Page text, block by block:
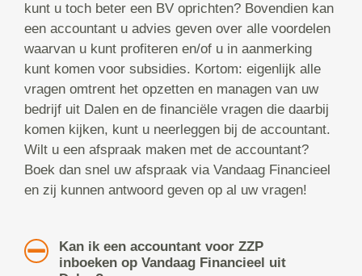
kunt u toch beter een BV oprichten? Bovendien kan
een accountant u advies geven over alle voordelen
waarvan u kunt profiteren en/of u in aanmerking
kunt komen voor subsidies. Kortom: eigenlijk alle
vragen omtrent het opzetten en managen van uw
bedrijf uit Dalen en de financiële vragen die daarbij
komen kijken, kunt u neerleggen bij de accountant.
Wilt u een afspraak maken met de accountant?
Boek dan snel uw afspraak via Vandaag Financieel
en zij kunnen antwoord geven op al uw vragen!
Kan ik een accountant voor ZZP
inboeken op Vandaag Financieel uit